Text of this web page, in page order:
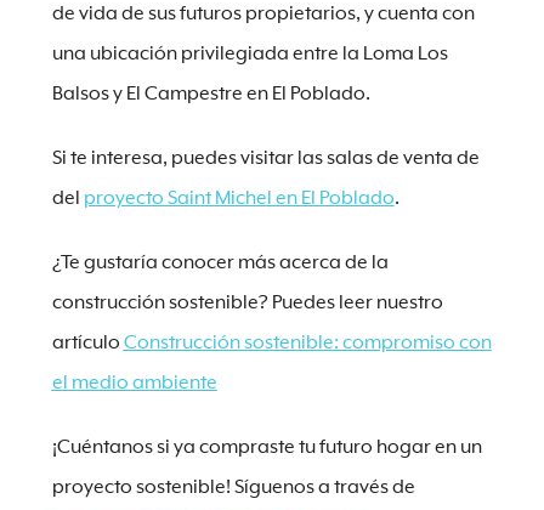
de vida de sus futuros propietarios, y cuenta con
una ubicación privilegiada entre la Loma Los
Balsos y El Campestre en El Poblado.
Si te interesa, puedes visitar las salas de venta de
del proyecto Saint Michel en El Poblado.
¿Te gustaría conocer más acerca de la
construcción sostenible? Puedes leer nuestro
artículo Construcción sostenible: compromiso con
el medio ambiente
¡Cuéntanos si ya compraste tu futuro hogar en un
proyecto sostenible! Síguenos a través de